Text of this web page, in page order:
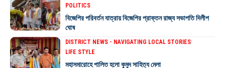
POLITICS
বিজেপির পরিবর্তন যাত্রায় বিজেপির প্রাক্তন রাজ্য সভাপতি দিলীপ
ঘোষ
DISTRICT NEWS - NAVIGATING LOCAL STORIES
LIFE STYLE
মহাসমারোহে পালিত হলো কুমুদ সাহিত্য মেলা